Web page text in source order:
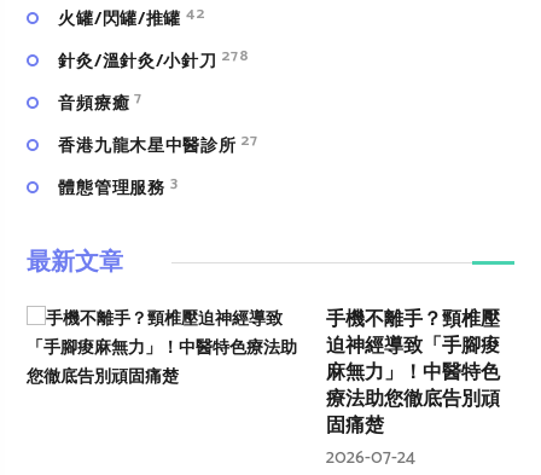
火罐/閃罐/推罐 42
針灸/溫針灸/小針刀 278
⾳頻療癒 7
香港九龍木星中醫診所 27
體態管理服務 3
最新文章
手機不離手？頸椎壓
迫神經導致「手腳痠
麻無力」！中醫特色
療法助您徹底告別頑
固痛楚
2026-07-24